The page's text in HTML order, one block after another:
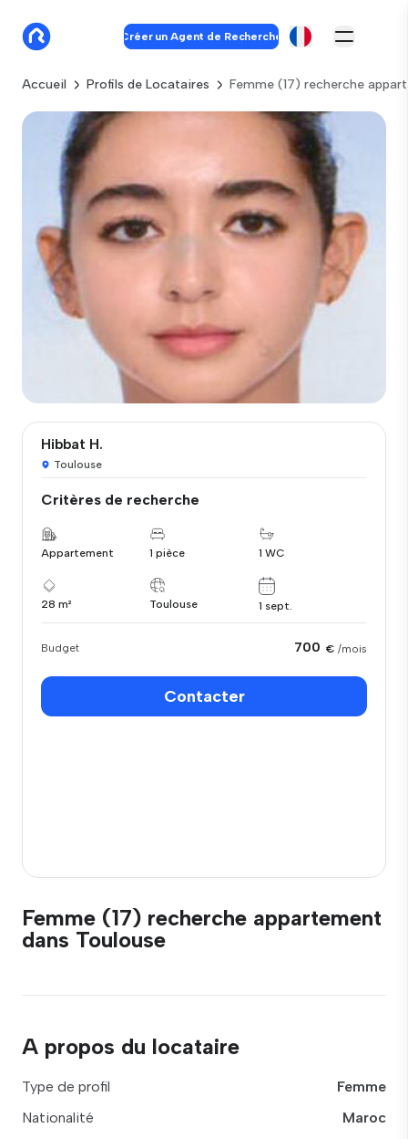
Créer un Agent de Recherche
Accueil Profils de Locataires Femme (17) recherche
Hibbat H.
Toulouse
Critères de recherche
Appartement 1 pièce 1 WC
28 m² Toulouse 1 sept.
Budget 700 € /mois
Contacter
Femme (17) recherche appartement
dans Toulouse
A propos du locataire
Type de profil
Femme
Nationalité
Maroc